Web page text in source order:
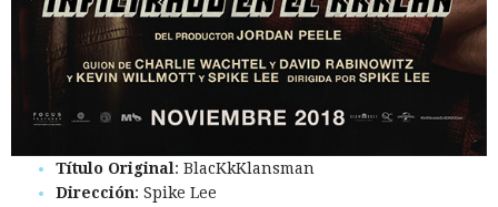
Título Original: BlacKkKlansman
Dirección: Spike Lee